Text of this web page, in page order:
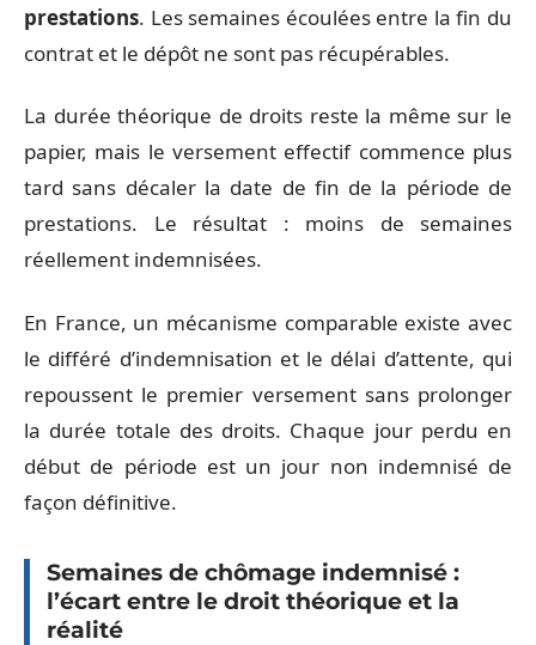
prestations. Les semaines écoulées entre la fin du
contrat et le dépôt ne sont pas récupérables.
La durée théorique de droits reste la même sur le
papier, mais le versement effectif commence plus
tard sans décaler la date de fin de la période de
prestations. Le résultat : moins de semaines
réellement indemnisées.
En France, un mécanisme comparable existe avec
le différé d’indemnisation et le délai d’attente, qui
repoussent le premier versement sans prolonger
la durée totale des droits. Chaque jour perdu en
début de période est un jour non indemnisé de
façon définitive.
Semaines de chômage indemnisé :
l’écart entre le droit théorique et la
réalité